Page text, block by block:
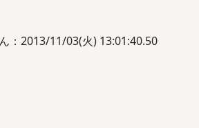
：2013/11/03(火) 13:01:40.50